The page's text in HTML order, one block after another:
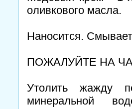
оливкового масла.
Наносится.
ПОЖАЛУЙТЕ НА
Утолить жажду
минеральной